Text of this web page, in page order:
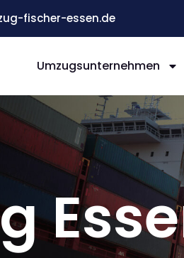
fischer-essen.de
Umzugsunternehmen